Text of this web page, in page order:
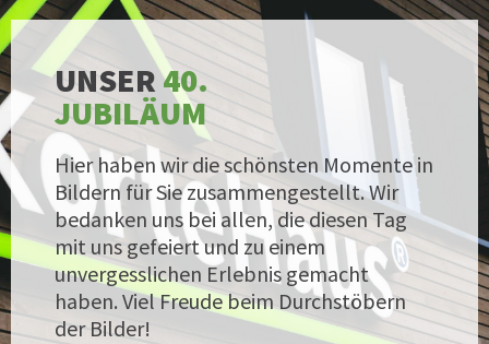
UNSER40.
JUBILÄUM
Hier haben wir die schönsten Momente in
Bildern für Sie zusammengestellt. Wir
bedanken uns bei allen, die diesen Tag
mit uns gefeiert und zu einem
unvergesslichen Erlebnis gemacht
haben. Viel Freude beim Durchstöbern
der Bilder!